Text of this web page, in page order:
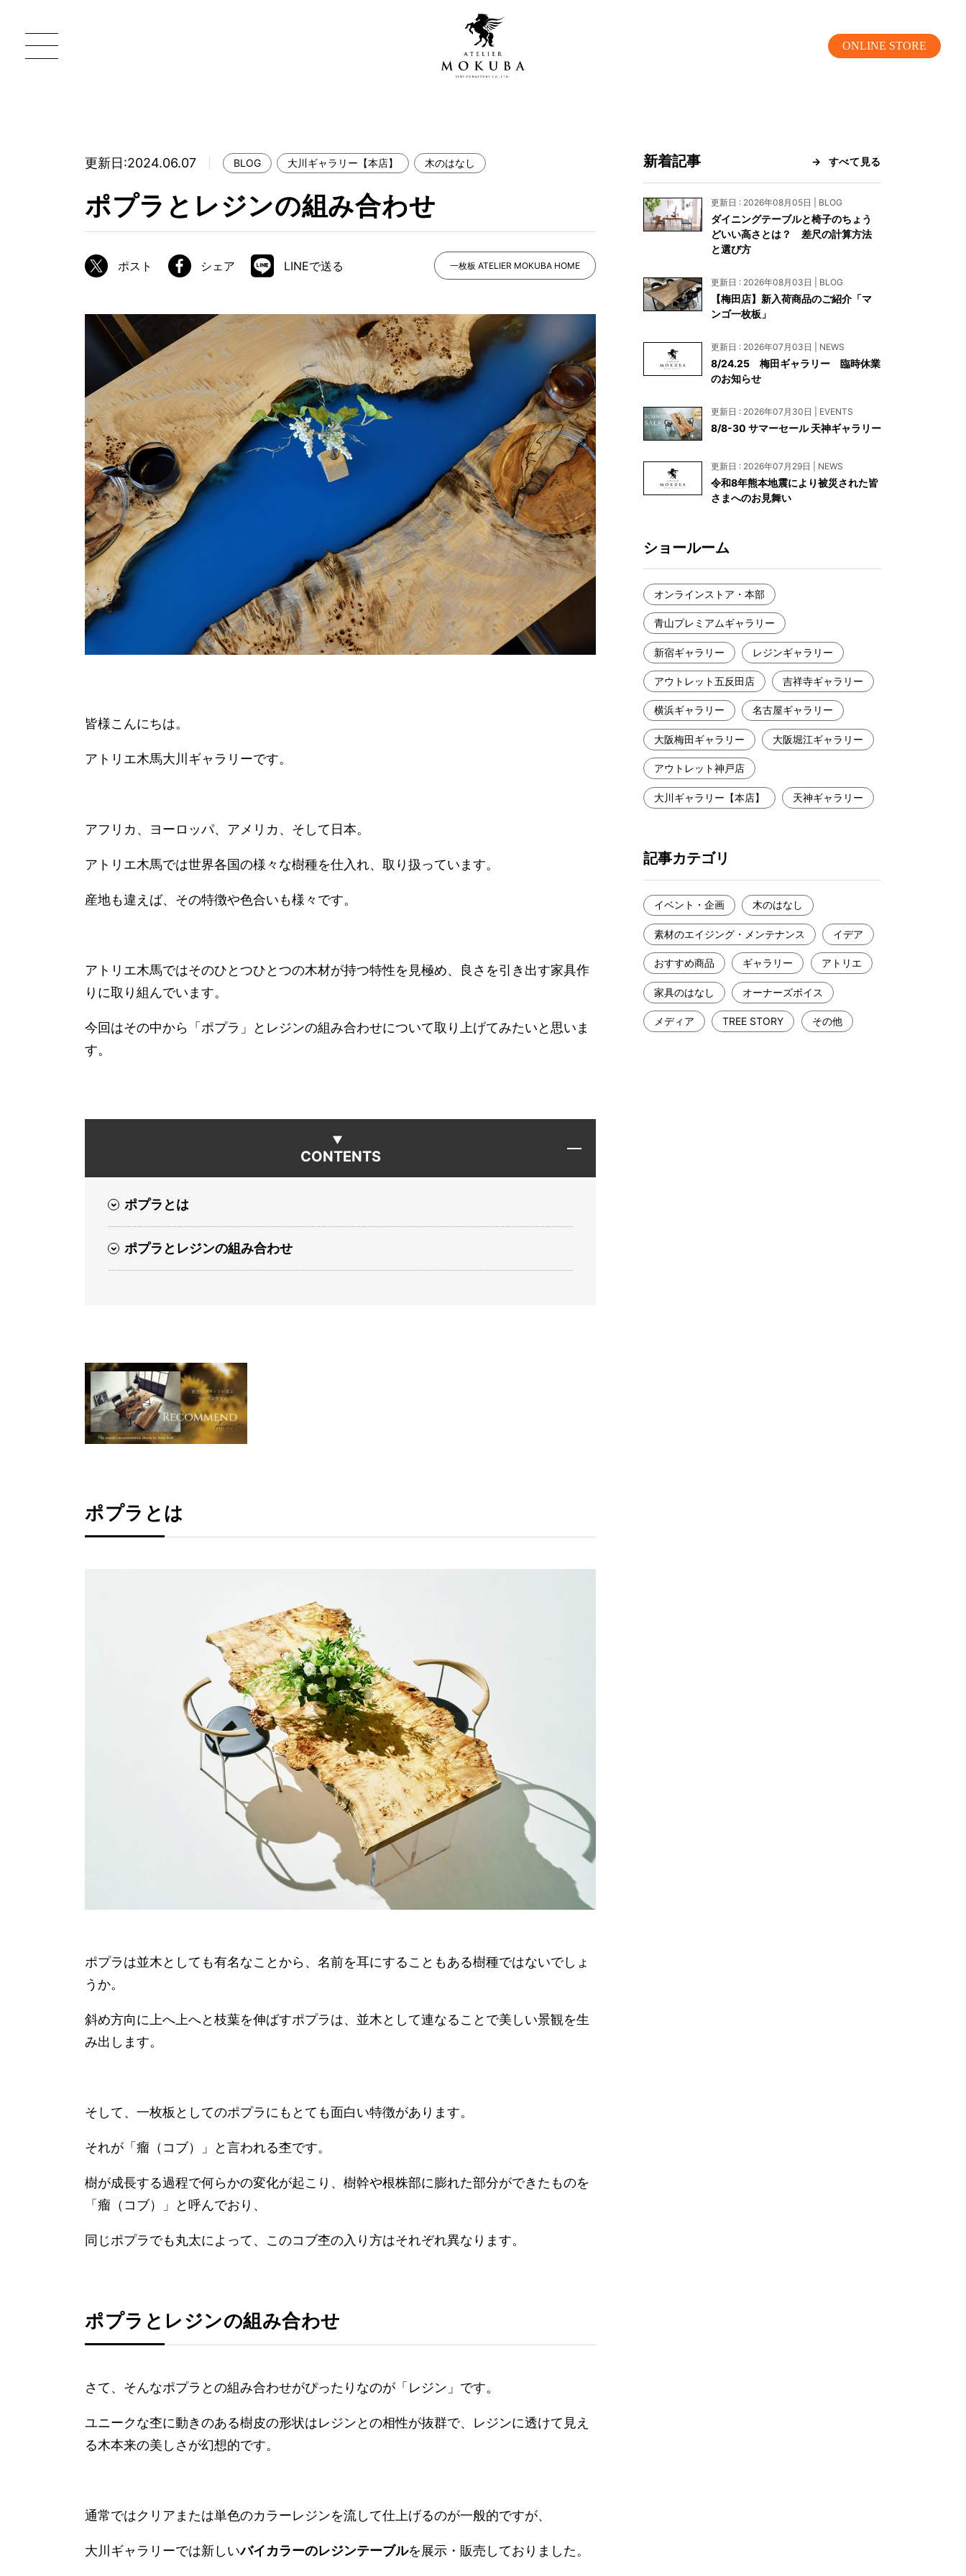
ONLINE STORE
MOKUBA について
製造工程
加工技術
ATELIER MOKUBAの一枚板テーブル
ATELIER MOKUBAの一枚板×異素材
特別なダイニングチェア
一枚板用のテーブル脚
樹種紹介
コーディネート集
メンテナンス方法
青山プレミアムギャラリー
吉祥寺ギャラリー
名古屋ギャラリー
大阪梅田ギャラリー
アウトレット神戸店
大川ギャラリー【本店】
天神ギャラリー
公式オンラインストア
WEBカタログ
納品事例
納品事例（住宅・インテリア）
納品事例（店舗・オフィス）
お客様の声
コーディネート集
INFORMATION
NEWS
EVENT
BLOG
メディア美術協力実績
よくあるご質問
お問い合わせ
資料請求
工務店様・設計会社様向けお問い合わせ
一枚板買い取りに関して
更新日:2024.06.07 BLOG 大川ギャラリー【本店】 木のはなし
ポプラとレジンの組み合わせ
ポスト シェア LINEで送る 一枚板 ATELIER MOKUBA HOME
皆様こんにちは。
アトリエ木馬大川ギャラリーです。
アフリカ、ヨーロッパ、アメリカ、そして日本。
アトリエ木馬では世界各国の様々な樹種を仕入れ、取り扱っています。
産地も違えば、その特徴や色合いも様々です。
アトリエ木馬ではそのひとつひとつの木材が持つ特性を見極め、良さを引き出す家具作
りに取り組んでいます。
今回はその中から「ポプラ」とレジンの組み合わせについて取り上げてみたいと思いま
す。
CONTENTS
ポプラとは
ポプラとレジンの組み合わせ
ポプラとは
ポプラは並木としても有名なことから、名前を耳にすることもある樹種ではないでしょ
うか。
斜め方向に上へ上へと枝葉を伸ばすポプラは、並木として連なることで美しい景観を生
み出します。
そして、一枚板としてのポプラにもとても面白い特徴があります。
それが「瘤（コブ）」と言われる杢です。
樹が成長する過程で何らかの変化が起こり、樹幹や根株部に膨れた部分ができたものを
「瘤（コブ）」と呼んでおり、
同じポプラでも丸太によって、このコブ杢の入り方はそれぞれ異なります。
ポプラとレジンの組み合わせ
さて、そんなポプラとの組み合わせがぴったりなのが「レジン」です。
ユニークな杢に動きのある樹皮の形状はレジンとの相性が抜群で、レジンに透けて見え
る木本来の美しさが幻想的です。
通常ではクリアまたは単色のカラーレジンを流して仕上げるのが一般的ですが、
大川ギャラリーでは新しいバイカラーのレジンテーブルを展示・販売しておりました。
新着記事 すべて見る
更新日 : 2026年08月05日 | BLOG
ダイニングテーブルと椅子のちょう
どいい高さとは？ 差尺の計算方法
と選び方
更新日 : 2026年08月03日 | BLOG
【梅田店】新入荷商品のご紹介「マ
ンゴ一枚板」
更新日 : 2026年07月03日 | NEWS
8/24.25 梅田ギャラリー 臨時休業
のお知らせ
更新日 : 2026年07月30日 | EVENTS
8/8-30 サマーセール 天神ギャラリー
更新日 : 2026年07月29日 | NEWS
令和8年熊本地震により被災された皆
さまへのお見舞い
ショールーム
オンラインストア・本部
青山プレミアムギャラリー
新宿ギャラリー レジンギャラリー
アウトレット五反田店 吉祥寺ギャラリー
横浜ギャラリー 名古屋ギャラリー
大阪梅田ギャラリー 大阪堀江ギャラリー
アウトレット神戸店
大川ギャラリー【本店】 天神ギャラリー
記事カテゴリ
イベント・企画 木のはなし
素材のエイジング・メンテナンス イデア
おすすめ商品 ギャラリー アトリエ
家具のはなし オーナーズボイス
メディア TREE STORY その他